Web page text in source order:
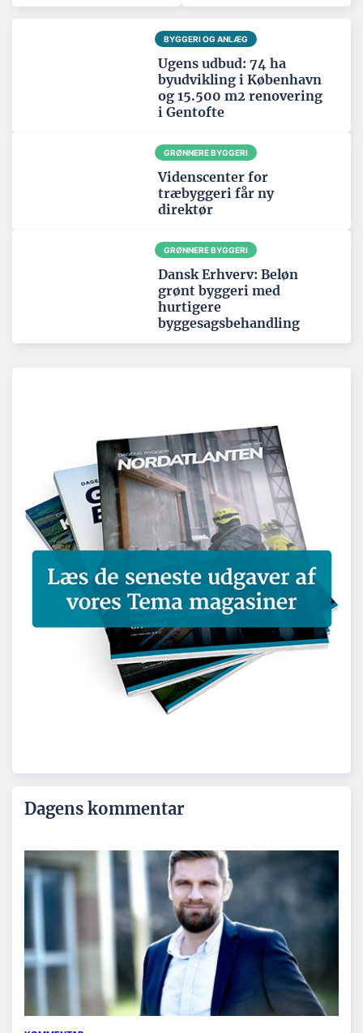
BYGGERI OG ANLÆG
Ugens udbud: 74 ha
byudvikling i København
og 15.500 m2 renovering
i Gentofte
GRØNNERE BYGGERI
Videnscenter for
træbyggeri får ny
direktør
GRØNNERE BYGGERI
Dansk Erhverv: Beløn
grønt byggeri med
hurtigere
byggesagsbehandling
Dagens kommentar